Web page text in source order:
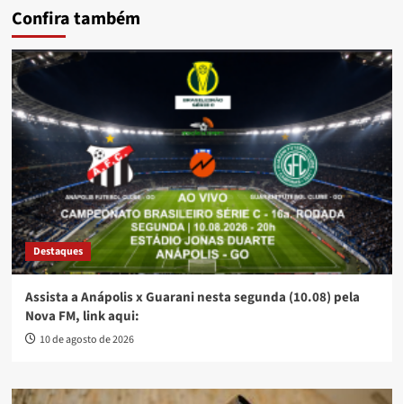
Confira também
Destaques
Assista a Anápolis x Guarani nesta segunda (10.08) pela
Nova FM, link aqui:
10 de agosto de 2026